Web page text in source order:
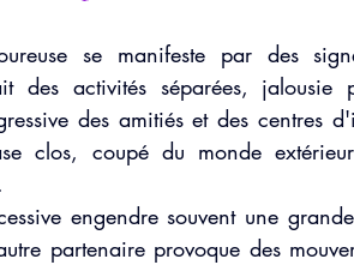
se manifeste par des
activités séparées, jalousie
des amitiés et des centres
clos, coupé du monde
engendre souvent une
partenaire provoque des